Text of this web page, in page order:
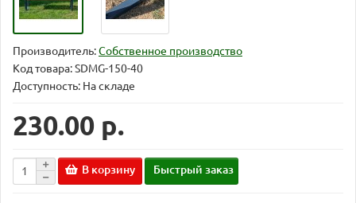
Производитель:Собственное производство
Код товара:SDMG-150-40
Доступность: На складе
230.00 р.
В корзину Быстрый заказ